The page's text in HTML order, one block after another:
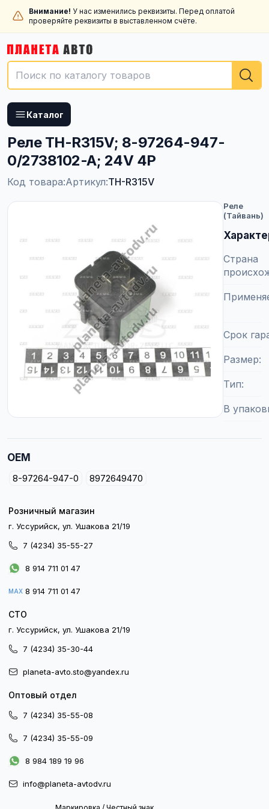
Внимание! У нас изменились реквизиты. Перед оплатой
проверяйте реквизиты в выставленном счёте.
Каталог
Реле TH-R315V; 8-97264-947-
0/2738102-A; 24V 4P
Код товара:Артикул:TH-R315V
Реле
(Тайвань)
Страна
Срок
Размер
Тип
В
OEM
8-97264-947-0 8972649470
Розничный магазин
г. Уссурийск, ул. Ушакова 21/19
7 (4234) 35-55-27
8 914 711 01 47
MAX 8 914 711 01 47
СТО
г. Уссурийск, ул. Ушакова 21/19
7 (4234) 35-30-44
planeta-avto.sto@yandex.ru
Оптовый отдел
7 (4234) 35-55-08
7 (4234) 35-55-09
8 984 189 19 96
info@planeta-avtodv.ru